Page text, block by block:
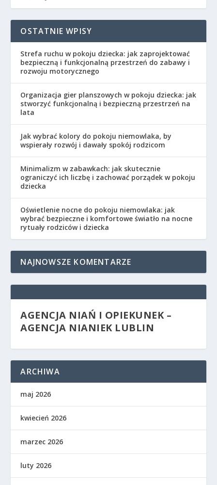
OSTATNIE WPISY
Strefa ruchu w pokoju dziecka: jak zaprojektować
bezpieczną i funkcjonalną przestrzeń do zabawy i
rozwoju motorycznego
Organizacja gier planszowych w pokoju dziecka: jak
stworzyć funkcjonalną i bezpieczną przestrzeń na
lata
Jak wybrać kolory do pokoju niemowlaka, by
wspierały rozwój i dawały spokój rodzicom
Minimalizm w zabawkach: jak skutecznie
ograniczyć ich liczbę i zachować porządek w pokoju
dziecka
Oświetlenie nocne do pokoju niemowlaka: jak
wybrać bezpieczne i komfortowe światło na nocne
rytuały rodziców i dziecka
NAJNOWSZE KOMENTARZE
AGENCJA NIAŃ I OPIEKUNEK –
AGENCJA NIANIEK LUBLIN
ARCHIWA
maj 2026
kwiecień 2026
marzec 2026
luty 2026